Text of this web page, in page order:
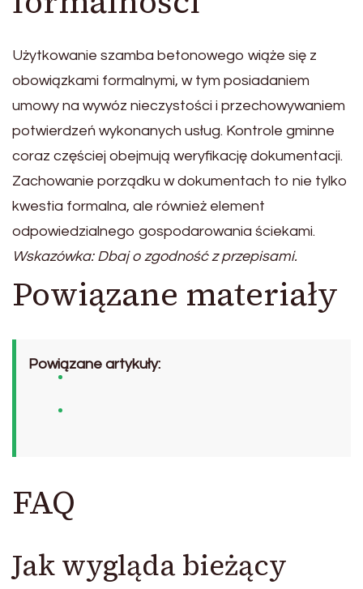
Użytkowanie szamba betonowego wiąże się z
obowiązkami formalnymi, w tym posiadaniem
umowy na wywóz nieczystości i przechowywaniem
potwierdzeń wykonanych usług. Kontrole gminne
coraz częściej obejmują weryfikację dokumentacji.
Zachowanie porządku w dokumentach to nie tylko
kwestia formalna, ale również element
odpowiedzialnego gospodarowania ściekami.
Wskazówka: Dbaj o zgodność z przepisami.
Powiązane materiały
Powiązane artykuły:
FAQ
Jak wygląda bieżący